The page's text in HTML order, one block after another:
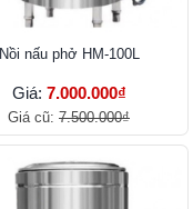
Nồi nấu phở HM-100L
Giá: 7.000.000₫
Giá cũ: 7.500.000₫